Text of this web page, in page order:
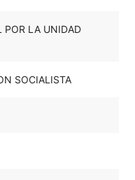
POR LA UNIDAD
SOCIALISTA